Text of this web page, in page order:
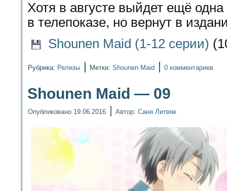
Хотя в августе выйдет ещё
в телепоказе, но вернут в
Shounen Maid (1-12 серии)
Рубрика: Релизы | Метки: Shounen Maid | 0 комментариев
Shounen Maid — 09
Опубликовано 19.06.2016 | Автор: Саня Литвяк